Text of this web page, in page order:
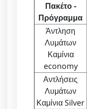
Πακέτο -
Πρόγραμμα
Άντληση
Λυμάτων
Καμίνια
economy
Αντλήσεις
Λυμάτων
Καμίνια Silver